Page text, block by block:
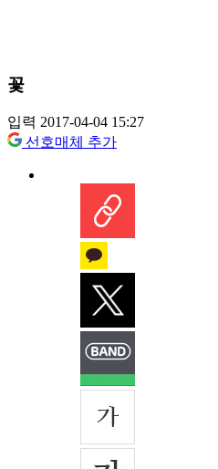
꽃
입력 2017-04-04 15:27
선호매체 추가